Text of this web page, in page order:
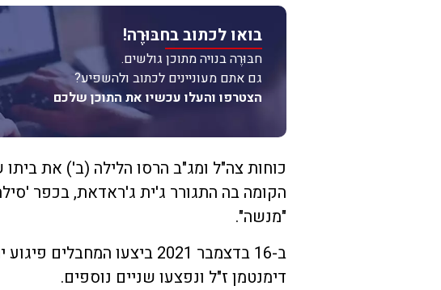
בואו לכתוב בחבּוּרֶה!
חבּוּרֶה בנויה מתוכן גולשים.
גם אתם מעוניינים לכתוב ולהשפיע?
הצטרפו והעלו עכשיו את התוכן שלכם
כוחות צה"ל ומג"ב הרסו הלילה (ב') את
הקומה בה התגורר ג'ית ג'ראדאת, בכפר
"מנשה".
ב-16 בדצמבר 2021 ביצעו
דימנטמן ז"ל ונפצעו שניים נוספים.